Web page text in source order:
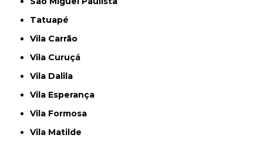
Tatuapé
Vila Carrão
Vila Curuçá
Vila Dalila
Vila Esperança
Vila Formosa
Vila Matilde